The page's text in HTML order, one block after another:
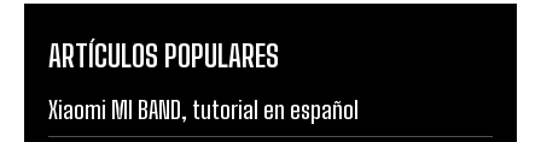
ARTÍCULOS POPULARES
Xiaomi MI BAND, tutorial en español